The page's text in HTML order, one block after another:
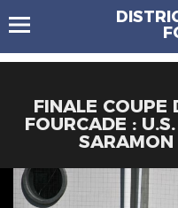
FINALE COUPE
FOURCADE :